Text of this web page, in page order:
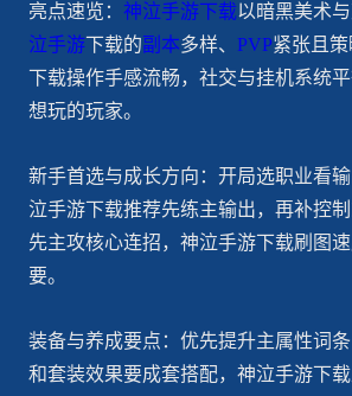
亮点速览： 神泣手游下载以暗黑美术与
泣手游下载的副本多样、 PVP紧张且策
下载操作手感流畅，社交与挂机系统
想玩的玩家。
新手首选与成长方向：开局选职业看
泣手游下载推荐先练主输出，再补控
先主攻核心连招，神泣手游下载刷图
要。
装备与养成要点：优先提升主属性词条
和套装效果要成套搭配，神泣手游下